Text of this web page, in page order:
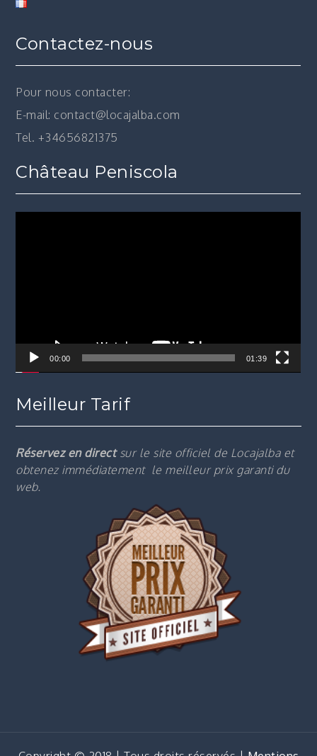
Contactez-nous
Pour nous contacter:
E-mail: contact@locajalba.com
Tel. +34656821375
Château Peniscola
00:00 01:39
Meilleur Tarif
Réservez en directsur le site officiel de Locajalba et
obtenez immédiatement le meilleur prix garanti du
web.